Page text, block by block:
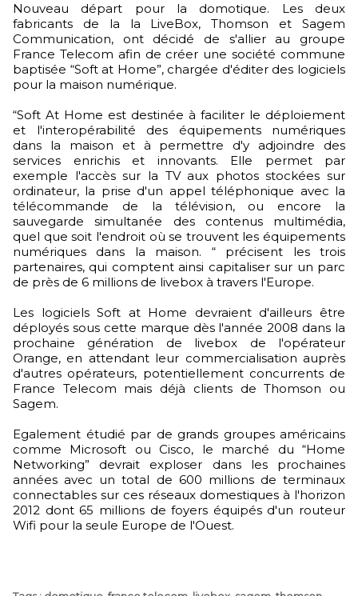
Nouveau départ pour la domotique. Les deux
fabricants de la la LiveBox, Thomson et Sagem
Communication, ont décidé de s'allier au groupe
France Telecom afin de créer une société commune
baptisée “Soft at Home”, chargée d'éditer des logiciels
pour la maison numérique.
“Soft At Home est destinée à faciliter le déploiement
et l'interopérabilité des équipements numériques
dans la maison et à permettre d'y adjoindre des
services enrichis et innovants. Elle permet par
exemple l'accès sur la TV aux photos stockées sur
ordinateur, la prise d'un appel téléphonique avec la
télécommande de la télévision, ou encore la
sauvegarde simultanée des contenus multimédia,
quel que soit l'endroit où se trouvent les équipements
numériques dans la maison. “ précisent les trois
partenaires, qui comptent ainsi capitaliser sur un parc
de près de 6 millions de livebox à travers l'Europe.
Les logiciels Soft at Home devraient d'ailleurs être
déployés sous cette marque dès l'année 2008 dans la
prochaine génération de livebox de l'opérateur
Orange, en attendant leur commercialisation auprès
d'autres opérateurs, potentiellement concurrents de
France Telecom mais déjà clients de Thomson ou
Sagem.
Egalement étudié par de grands groupes américains
comme Microsoft ou Cisco, le marché du “Home
Networking” devrait exploser dans les prochaines
années avec un total de 600 millions de terminaux
connectables sur ces réseaux domestiques à l'horizon
2012 dont 65 millions de foyers équipés d'un routeur
Wifi pour la seule Europe de l'Ouest.